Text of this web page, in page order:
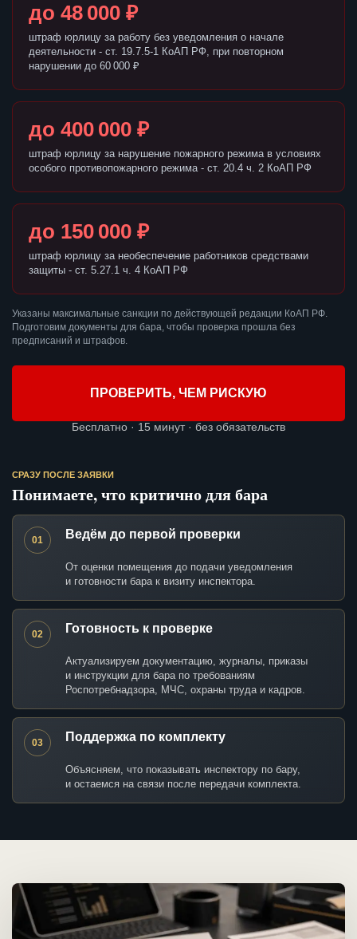
до 48 000 ₽
штраф юрлицу за работу без уведомления о начале
деятельности - ст. 19.7.5-1 КоАП РФ, при повторном
нарушении до 60 000 ₽
до 400 000 ₽
штраф юрлицу за нарушение пожарного режима в условиях
особого противопожарного режима - ст. 20.4 ч. 2 КоАП РФ
до 150 000 ₽
штраф юрлицу за необеспечение работников средствами
защиты - ст. 5.27.1 ч. 4 КоАП РФ
Указаны максимальные санкции по действующей редакции КоАП РФ.
Подготовим документы для бара, чтобы проверка прошла без
предписаний и штрафов.
ПРОВЕРИТЬ, ЧЕМ РИСКУЮ
Бесплатно · 15 минут · без обязательств
СРАЗУ ПОСЛЕ ЗАЯВКИ
Понимаете, что критично для бара
01 Ведём до первой проверки
От оценки помещения до подачи уведомления
и готовности бара к визиту инспектора.
02 Готовность к проверке
Актуализируем документацию, журналы, приказы
и инструкции для бара по требованиям
Роспотребнадзора, МЧС, охраны труда и кадров.
03 Поддержка по комплекту
Объясняем, что показывать инспектору по бару,
и остаемся на связи после передачи комплекта.